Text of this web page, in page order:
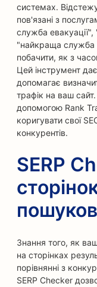
системах.
пов'язані з
служба
"найкраща служба
побачити, як з
Цей інструмент
допомагає
трафік на ваш
допомогою Rank
коригувати свої
конкурентів.
SERP
Знання того, як
на сторінках
порівнянні з
SERP Checker